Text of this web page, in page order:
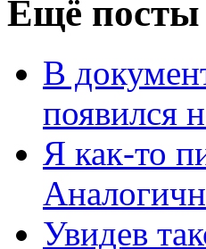
Ещё посты
В
появился
Я как-то
Увидев